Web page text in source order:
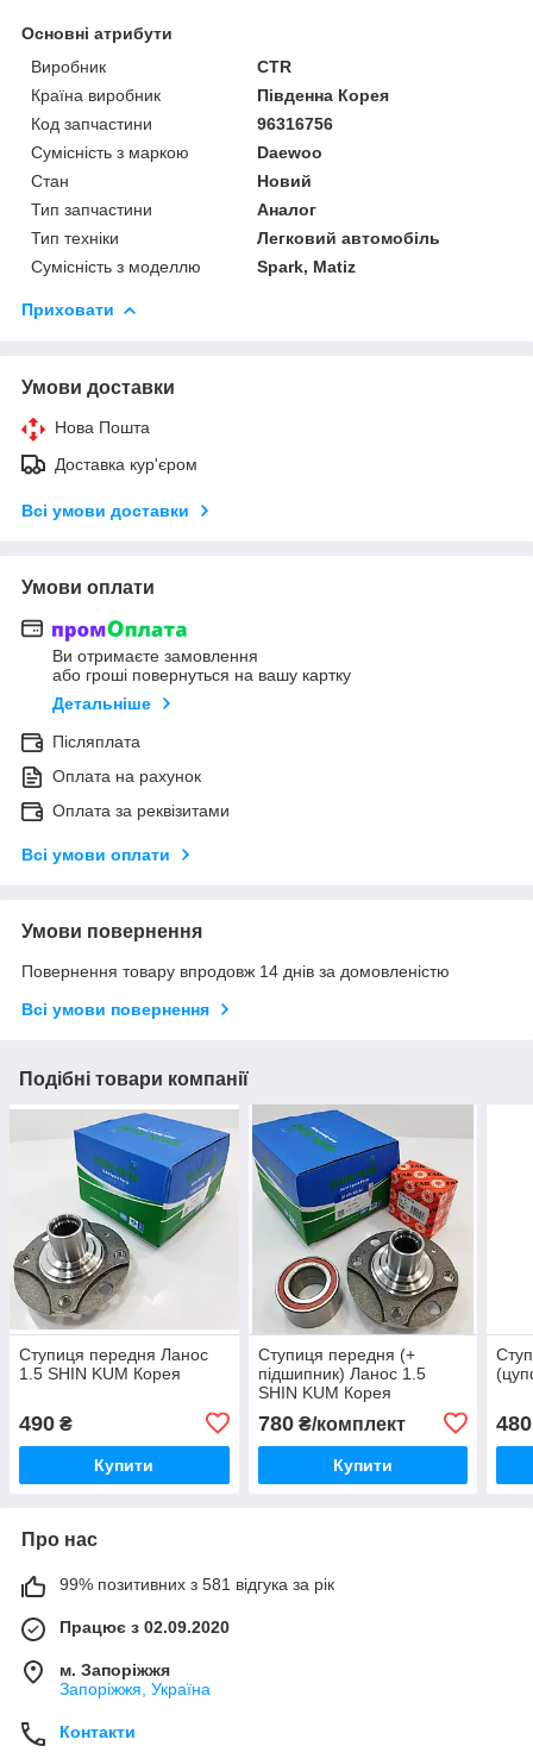
Основні атрибути
Виробник
CTR
Країна виробник
Південна Корея
Код запчастини
96316756
Сумісність з маркою
Daewoo
Стан
Новий
Тип запчастини
Аналог
Тип техніки
Легковий автомобіль
Сумісність з моделлю
Spark, Matiz
Приховати
Умови доставки
Нова Пошта
Доставка кур'єром
Всі умови доставки
Умови оплати
Ви отримаєте замовлення
або гроші повернуться на вашу картку
Детальніше
Післяплата
Оплата на рахунок
Оплата за реквізитами
Всі умови оплати
Умови повернення
Повернення товару впродовж 14 днів за домовленістю
Всі умови повернення
Подібні товари компанії
Ступиця передня Ланос
1.5 SHIN KUM Корея
490 ₴
Купити
Ступиця передня (+
підшипник) Ланос 1.5
SHIN KUM Корея
780₴/комплект
Купити
480
Про нас
99% позитивних з 581 відгука за рік
Працює з 02.09.2020
м. Запоріжжя
Запоріжжя, Україна
Контакти